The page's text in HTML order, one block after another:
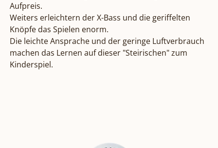
Aufpreis.
Weiters erleichtern der X-Bass und die geriffelten
Knöpfe das Spielen enorm.
Die leichte Ansprache und der geringe Luftverbrauch
machen das Lernen auf dieser "Steirischen" zum
Kinderspiel.